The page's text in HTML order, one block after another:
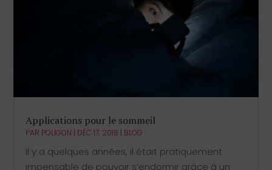
Applications pour le sommeil
PAR POLIGON | DÉC 17, 2018 | BLOG
Il y a quelques années, il était pratiquement
impensable de pouvoir s’endormir grâce à un